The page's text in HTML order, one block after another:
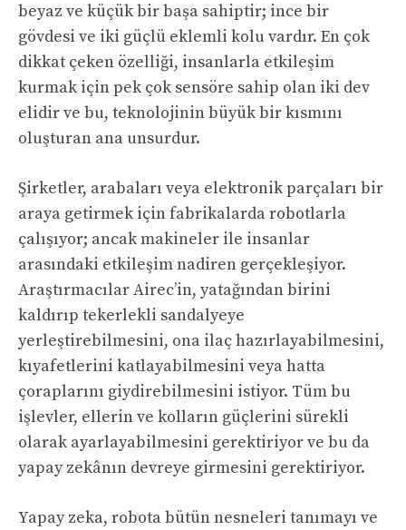
beyaz ve küçük bir başa sahiptir; ince bir
gövdesi ve iki güçlü eklemli kolu vardır. En çok
dikkat çeken özelliği, insanlarla etkileşim
kurmak için pek çok sensöre sahip olan iki dev
elidir ve bu, teknolojinin büyük bir kısmını
oluşturan ana unsurdur.
Şirketler, arabaları veya elektronik parçaları bir
araya getirmek için fabrikalarda robotlarla
çalışıyor; ancak makineler ile insanlar
arasındaki etkileşim nadiren gerçekleşiyor.
Araştırmacılar Airec’in, yatağından birini
kaldırıp tekerlekli sandalyeye
yerleştirebilmesini, ona ilaç hazırlayabilmesini,
kıyafetlerini katlayabilmesini veya hatta
çoraplarını giydirebilmesini istiyor. Tüm bu
işlevler, ellerin ve kolların güçlerini sürekli
olarak ayarlayabilmesini gerektiriyor ve bu da
yapay zekânın devreye girmesini gerektiriyor.
Yapay zeka, robota bütün nesneleri tanımayı ve